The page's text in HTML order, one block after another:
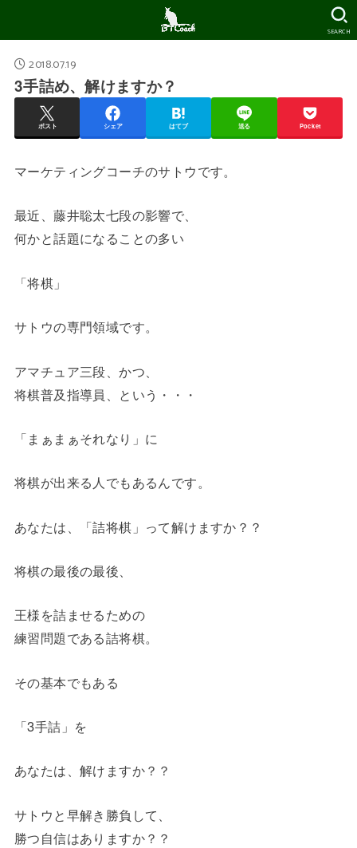
SEARCH
2018.07.19
3手詰め、解けますか？
ポスト シェア はてブ 送る Pocket
マーケティングコーチのサトウです。
最近、藤井聡太七段の影響で、
何かと話題になることの多い
「将棋」
サトウの専門領域です。
アマチュア三段、かつ、
将棋普及指導員、という・・・
「まぁまぁそれなり」に
将棋が出来る人でもあるんです。
あなたは、「詰将棋」って解けますか？？
将棋の最後の最後、
王様を詰ませるための
練習問題である詰将棋。
その基本でもある
「3手詰」を
あなたは、解けますか？？
サトウと早解き勝負して、
勝つ自信はありますか？？